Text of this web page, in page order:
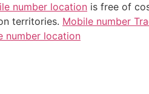
number location is free of
territories. Mobile number
number location